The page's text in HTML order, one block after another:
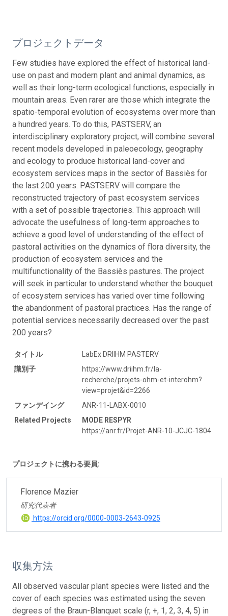
プロジェクトデータ
Few studies have explored the effect of historical land-
use on past and modern plant and animal dynamics, as
well as their long-term ecological functions, especially in
mountain areas. Even rarer are those which integrate the
spatio-temporal evolution of ecosystems over more than
a hundred years. To do this, PASTSERV, an
interdisciplinary exploratory project, will combine several
recent models developed in paleoecology, geography
and ecology to produce historical land-cover and
ecosystem services maps in the sector of Bassiès for
the last 200 years. PASTSERV will compare the
reconstructed trajectory of past ecosystem services
with a set of possible trajectories. This approach will
advocate the usefulness of long-term approaches to
achieve a good level of understanding of the effect of
pastoral activities on the dynamics of flora diversity, the
production of ecosystem services and the
multifunctionality of the Bassiès pastures. The project
will seek in particular to understand whether the bouquet
of ecosystem services has varied over time following
the abandonment of pastoral practices. Has the range of
potential services necessarily decreased over the past
200 years?
タイトル
LabEx DRIIHM PASTERV
識別子
https://www.driihm.fr/la-
recherche/projets-ohm-et-interohm?
view=projet&id=2266
ファンデイング
ANR-11-LABX-0010
Related Projects
MODE RESPYR
https://anr.fr/Projet-ANR-10-JCJC-1804
プロジェクトに携わる要員:
Florence Mazier
研究代表者
https://orcid.org/0000-0003-2643-0925
収集方法
All observed vascular plant species were listed and the
cover of each species was estimated using the seven
degrees of the Braun-Blanquet scale (r, +, 1, 2, 3, 4, 5) in